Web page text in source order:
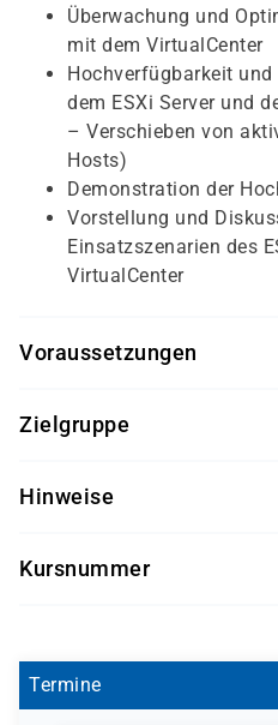
Überwachung und
mit dem VirtualCenter
Hochverfügbarkeit
dem ESXi Server und
– Verschieben von
Hosts)
Demonstration der
Vorstellung und
Einsatzszenarien des
VirtualCenter
Voraussetzungen
Vorkenntnisse mitbringen:
Betriebssysteme LINUX
Zielgruppe
Supportmitarbeiter
Hinweise
mit einem unserer Partner
genutzt werden kann.
Kursnummer
Termine